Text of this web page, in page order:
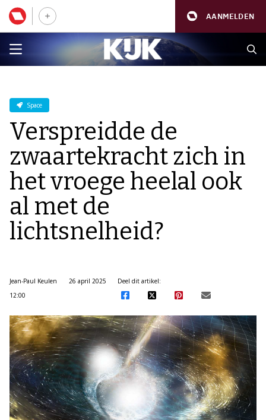
AANMELDEN
Space
Verspreidde de
zwaartekracht zich in
het vroege heelal ook
al met de
lichtsnelheid?
Jean-Paul Keulen
26 april 2025
12:00
Deel dit artikel: